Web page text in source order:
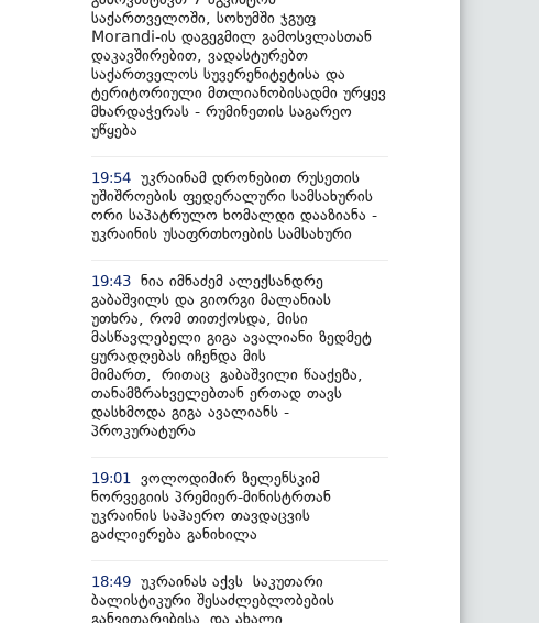
საქართველოში, სოხუმში ჯგუფ
Morandi-ის დაგეგმილ გამოსვლასთან
დაკავშირებით, ვადასტურებთ
საქართველოს სუვერენიტეტისა და
ტერიტორიული მთლიანობისადმი ურყევ
მხარდაჭერას - რუმინეთის საგარეო
უწყება
19:54 უკრაინამ დრონებით რუსეთის
უშიშროების ფედერალური სამსახურის
ორი საპატრულო ხომალდი დააზიანა -
უკრაინის უსაფრთხოების სამსახური
19:43 ნია იმნაძემ ალექსანდრე
გაბაშვილს და გიორგი მალანიას
უთხრა, რომ თითქოსდა, მისი
მასწავლებელი გიგა ავალიანი ზედმეტ
ყურადღებას იჩენდა მის
მიმართ, რითაც გაბაშვილი წააქეზა,
თანამზრახველებთან ერთად თავს
დასხმოდა გიგა ავალიანს -
პროკურატურა
19:01
ვოლოდიმირ ზელენსკიმ
ნორვეგიის პრემიერ-მინისტრთან
უკრაინის საჰაერო თავდაცვის
გაძლიერება განიხილა
18:49 უკრაინას აქვს საკუთარი
ბალისტიკური შესაძლებლობების
განვითარებისა და ახალი